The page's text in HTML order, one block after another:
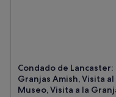
pestaña nueva
Condado de Lancaster:
Granjas Amish, Visita al
Museo, Visita a la
Se